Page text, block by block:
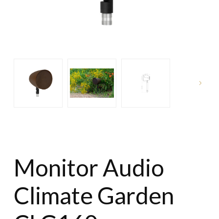
Monitor Audio
Climate Garden